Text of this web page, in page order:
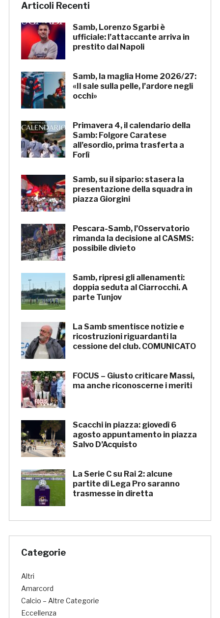
Articoli Recenti
Samb, Lorenzo Sgarbi è
ufficiale: l’attaccante arriva in
prestito dal Napoli
Samb, la maglia Home 2026/27:
«Il sale sulla pelle, l’ardore negli
occhi»
Primavera 4, il calendario della
Samb: Folgore Caratese
all’esordio, prima trasferta a
Forlì
Samb, su il sipario: stasera la
presentazione della squadra in
piazza Giorgini
Pescara-Samb, l’Osservatorio
rimanda la decisione al CASMS:
possibile divieto
Samb, ripresi gli allenamenti:
doppia seduta al Ciarrocchi. A
parte Tunjov
La Samb smentisce notizie e
ricostruzioni riguardanti la
cessione del club. COMUNICATO
FOCUS – Giusto criticare Massi,
ma anche riconoscerne i meriti
Scacchi in piazza: giovedì 6
agosto appuntamento in piazza
Salvo D’Acquisto
La Serie C su Rai 2: alcune
partite di Lega Pro saranno
trasmesse in diretta
Categorie
Altri
Amarcord
Calcio – Altre Categorie
Eccellenza